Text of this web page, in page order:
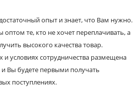
опыт и знает, что Вам нужно.
те, кто не хочет переплачивать, а
высокого качества товар.
условиях сотрудничества размещена
Вы будете первыми получать
поступлениях.